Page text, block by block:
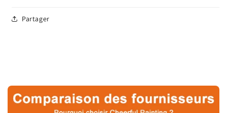
Partager